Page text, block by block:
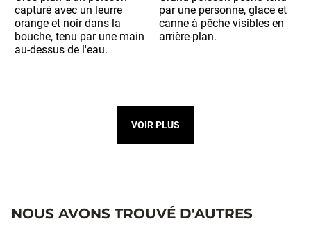
VOIR PLUS
NOUS AVONS TROUVÉ D'AUTRES